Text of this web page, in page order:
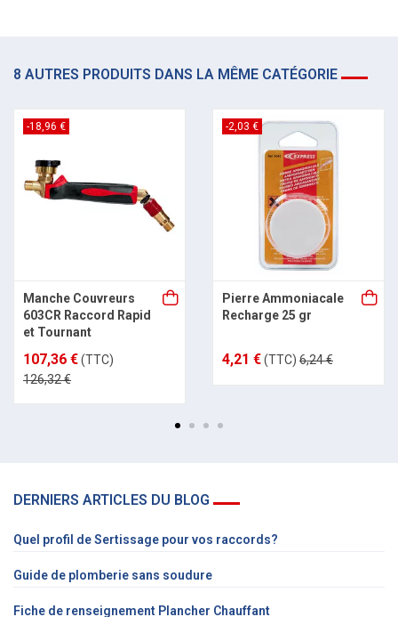
8 AUTRES PRODUITS DANS LA MÊME CATÉGORIE
-18,96 €
Manche Couvreurs
603CR Raccord Rapid
et Tournant
107,36 €(TTC)
126,32 €
-2,03 €
Pierre Ammoniacale
Recharge 25 gr
4,21 €(TTC) 6,24 €
DERNIERS ARTICLES DU BLOG
Quel profil de Sertissage pour vos raccords?
Guide de plomberie sans soudure
Fiche de renseignement Plancher Chauffant